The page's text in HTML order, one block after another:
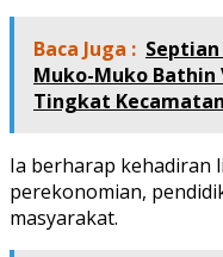
Baca Juga :
Muko-Muko Bathin
Tingkat Kecamatan
Ia berharap kehadiran
perekonomian,
masyarakat.